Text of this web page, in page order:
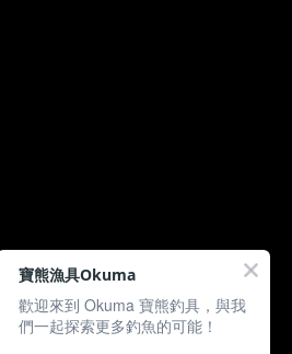
寶熊漁具Okuma
歡迎來到 Okuma 寶熊釣具，與我
們一起探索更多釣魚的可能！